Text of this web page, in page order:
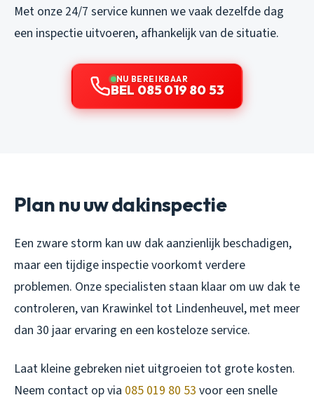
Met onze 24/7 service kunnen we vaak dezelfde dag
een inspectie uitvoeren, afhankelijk van de situatie.
NU BEREIKBAAR
BEL 085 019 80 53
Plan nu uw dakinspectie
Een zware storm kan uw dak aanzienlijk beschadigen,
maar een tijdige inspectie voorkomt verdere
problemen. Onze specialisten staan klaar om uw dak te
controleren, van Krawinkel tot Lindenheuvel, met meer
dan 30 jaar ervaring en een kosteloze service.
Laat kleine gebreken niet uitgroeien tot grote kosten.
Neem contact op via 085 019 80 53 voor een snelle